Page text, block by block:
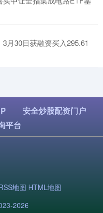
月30日获融资买入295.61
安全炒股配资门户
平台
地图 HTML地图
2026